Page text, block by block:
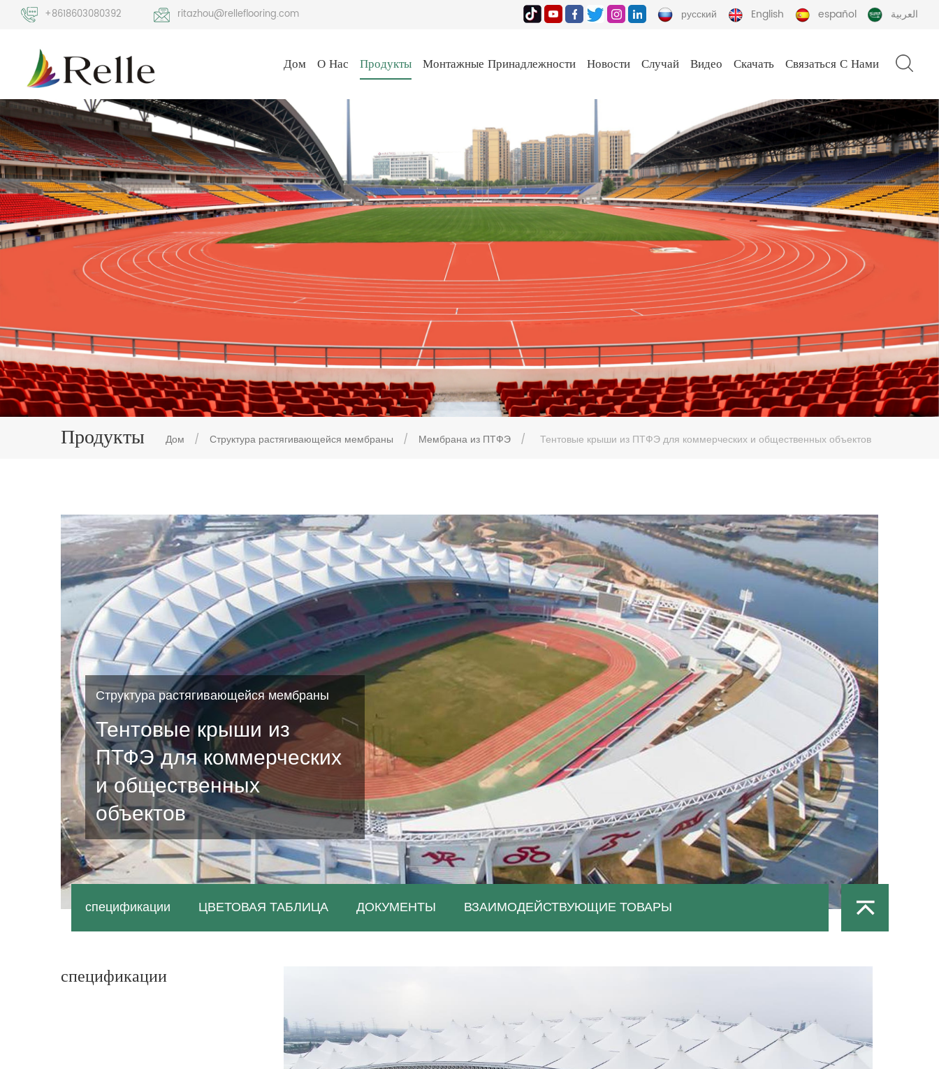
+8618603080392 ritazhou@relleflooring.com русский English español العربية
Дом О Нас Продукты Монтажные Принадлежности Новости Случай Видео Скачать Связаться С Нами
Продукты Дом / Структура растягивающейся мембраны / Мембрана из ПТФЭ / Тентовые крыши из ПТФЭ для коммерческих и общественных объектов
Структура растягивающейся мембраны
Тентовые крыши из
ПТФЭ для коммерческих
и общественных
объектов
спецификации ЦВЕТОВАЯ ТАБЛИЦА ДОКУМЕНТЫ ВЗАИМОДЕЙСТВУЮЩИЕ ТОВАРЫ
спецификации